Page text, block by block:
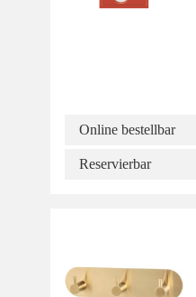
Online bestellbar
Reservierbar